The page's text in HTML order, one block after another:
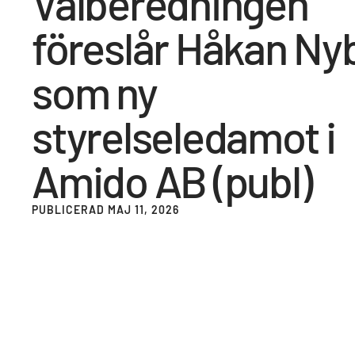
föreslår Håkan
som ny
styrelseledamot i
Amido AB (publ)
PUBLICERAD MAJ 11, 2026